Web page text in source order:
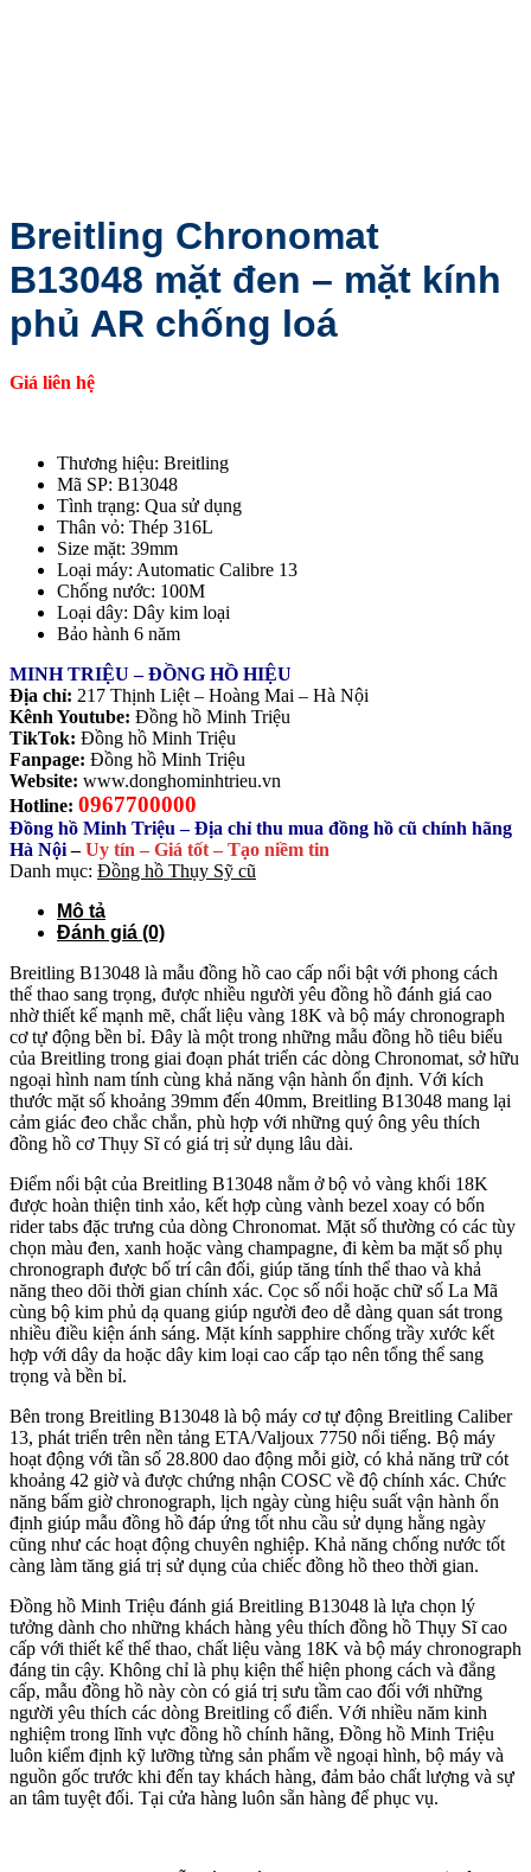
Breitling Chronomat
B13048 mặt đen – mặt kính
phủ AR chống loá
Giá liên hệ
Thương hiệu: Breitling
Mã SP: B13048
Tình trạng: Qua sử dụng
Thân vỏ: Thép 316L
Size mặt: 39mm
Loại máy: Automatic Calibre 13
Chống nước: 100M
Loại dây: Dây kim loại
Bảo hành 6 năm
MINH TRIỆU – ĐỒNG HỒ HIỆU
Địa chỉ: 217 Thịnh Liệt – Hoàng Mai – Hà Nội
Kênh Youtube: Đồng hồ Minh Triệu
TikTok: Đồng hồ Minh Triệu
Fanpage: Đồng hồ Minh Triệu
Website: www.donghominhtrieu.vn
Hotline: 0967700000
Đồng hồ Minh Triệu – Địa chỉ thu mua đồng hồ cũ chính hãng
Hà Nội–Uy tín – Giá tốt – Tạo niềm tin
Danh mục: Đồng hồ Thụy Sỹ cũ
Mô tả
Đánh giá (0)
Breitling B13048 là mẫu đồng hồ cao cấp nổi bật với phong cách
thể thao sang trọng, được nhiều người yêu đồng hồ đánh giá cao
nhờ thiết kế mạnh mẽ, chất liệu vàng 18K và bộ máy chronograph
cơ tự động bền bỉ. Đây là một trong những mẫu đồng hồ tiêu biểu
của Breitling trong giai đoạn phát triển các dòng Chronomat, sở hữu
ngoại hình nam tính cùng khả năng vận hành ổn định. Với kích
thước mặt số khoảng 39mm đến 40mm, Breitling B13048 mang lại
cảm giác đeo chắc chắn, phù hợp với những quý ông yêu thích
đồng hồ cơ Thụy Sĩ có giá trị sử dụng lâu dài.
Điểm nổi bật của Breitling B13048 nằm ở bộ vỏ vàng khối 18K
được hoàn thiện tinh xảo, kết hợp cùng vành bezel xoay có bốn
rider tabs đặc trưng của dòng Chronomat. Mặt số thường có các tùy
chọn màu đen, xanh hoặc vàng champagne, đi kèm ba mặt số phụ
chronograph được bố trí cân đối, giúp tăng tính thể thao và khả
năng theo dõi thời gian chính xác. Cọc số nổi hoặc chữ số La Mã
cùng bộ kim phủ dạ quang giúp người đeo dễ dàng quan sát trong
nhiều điều kiện ánh sáng. Mặt kính sapphire chống trầy xước kết
hợp với dây da hoặc dây kim loại cao cấp tạo nên tổng thể sang
trọng và bền bỉ.
Bên trong Breitling B13048 là bộ máy cơ tự động Breitling Caliber
13, phát triển trên nền tảng ETA/Valjoux 7750 nổi tiếng. Bộ máy
hoạt động với tần số 28.800 dao động mỗi giờ, có khả năng trữ cót
khoảng 42 giờ và được chứng nhận COSC về độ chính xác. Chức
năng bấm giờ chronograph, lịch ngày cùng hiệu suất vận hành ổn
định giúp mẫu đồng hồ đáp ứng tốt nhu cầu sử dụng hằng ngày
cũng như các hoạt động chuyên nghiệp. Khả năng chống nước tốt
càng làm tăng giá trị sử dụng của chiếc đồng hồ theo thời gian.
Đồng hồ Minh Triệu đánh giá Breitling B13048 là lựa chọn lý
tưởng dành cho những khách hàng yêu thích đồng hồ Thụy Sĩ cao
cấp với thiết kế thể thao, chất liệu vàng 18K và bộ máy chronograph
đáng tin cậy. Không chỉ là phụ kiện thể hiện phong cách và đẳng
cấp, mẫu đồng hồ này còn có giá trị sưu tầm cao đối với những
người yêu thích các dòng Breitling cổ điển. Với nhiều năm kinh
nghiệm trong lĩnh vực đồng hồ chính hãng, Đồng hồ Minh Triệu
luôn kiểm định kỹ lưỡng từng sản phẩm về ngoại hình, bộ máy và
nguồn gốc trước khi đến tay khách hàng, đảm bảo chất lượng và sự
an tâm tuyệt đối. Tại cửa hàng luôn sẵn hàng để phục vụ.